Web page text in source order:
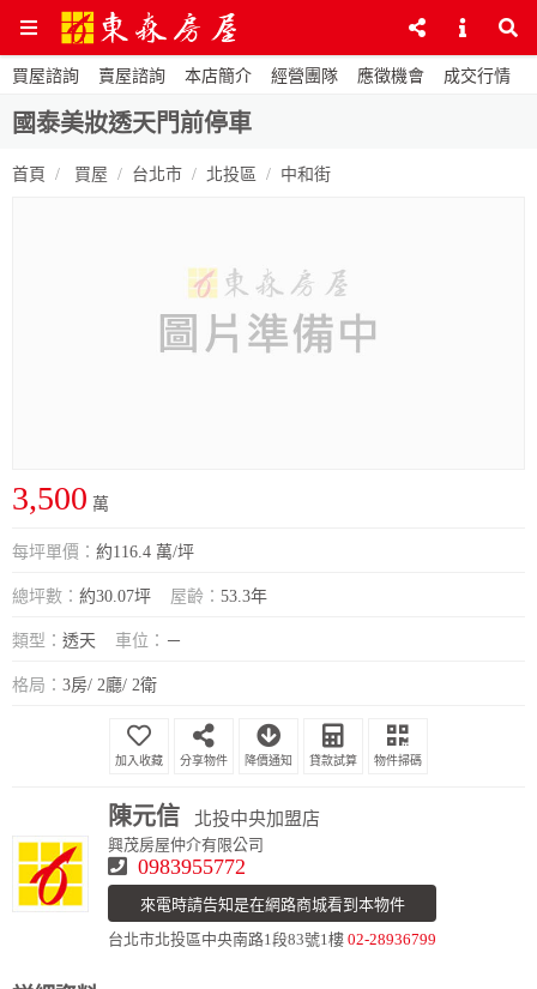
買屋諮詢 賣屋諮詢 本店簡介 經營團隊 應徵機會 成交行情
國泰美妝透天門前停車
首頁 買屋 台北市 北投區 中和街
3,500 萬
每坪單價： 約116.4 萬/坪
總坪數： 約30.07坪 屋齡： 53.3年
類型： 透天 車位： －
格局： 3房/ 2廳/ 2衛
分享物件 降價通知 貸款試算 物件掃碼
陳元信 北投中央加盟店
興茂房屋仲介有限公司
0983955772
來電時請告知是在網路商城看到本物件
台北市北投區中央南路1段83號1樓 02-28936799